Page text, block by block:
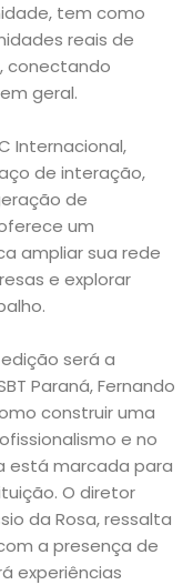
tem como
reais de
conectando
geral.
Internacional,
de interação,
de
um
ampliar sua rede
e explorar
será a
Paraná, Fernando
construir uma
e no
está marcada para
O diretor
da Rosa, ressalta
a presença de
experiências